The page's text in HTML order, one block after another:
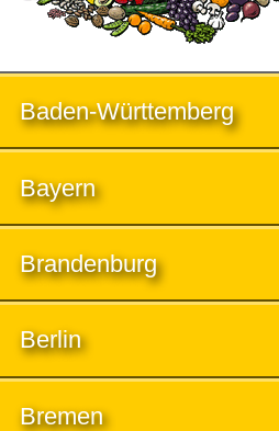
Baden-Württemberg
Bayern
Brandenburg
Berlin
Bremen